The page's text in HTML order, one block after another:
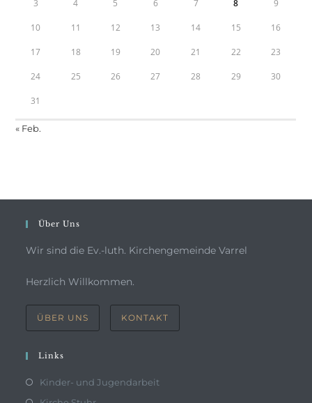
3 4 5 6 7 8 9
10 11 12 13 14 15 16
17 18 19 20 21 22 23
24 25 26 27 28 29 30
31
« Feb.
Über Uns
Wir sind die Ev.-luth. Kirchengemeinde Varrel
Herzlich Willkommen.
ÜBER UNS KONTAKT
Links
Kinder- und Jugendarbeit